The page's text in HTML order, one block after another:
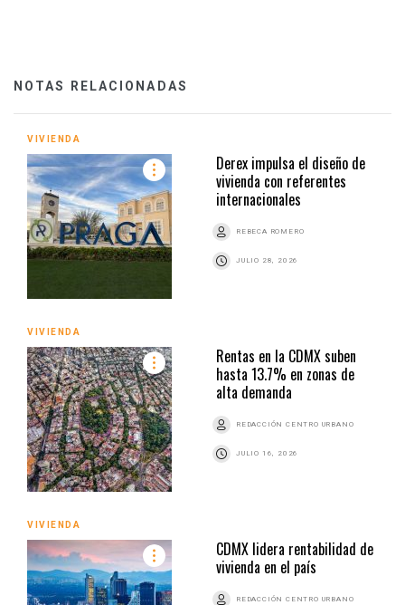
NOTAS RELACIONADAS
VIVIENDA
Derex impulsa el diseño de
vivienda con referentes
internacionales
REBECA ROMERO
JULIO 28, 2026
VIVIENDA
Rentas en la CDMX suben
hasta 13.7% en zonas de
alta demanda
REDACCIÓN CENTRO URBANO
JULIO 16, 2026
VIVIENDA
CDMX lidera rentabilidad de
vivienda en el país
REDACCIÓN CENTRO URBANO